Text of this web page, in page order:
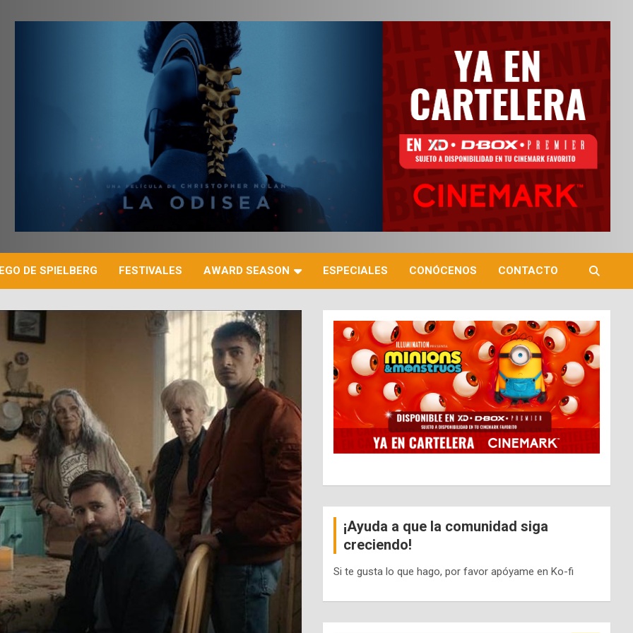
DE SPIELBERG FESTIVALES AWARD SEASON ESPECIALES CONÓCENOS CONTACTO
¡Ayuda a que la comunidad siga
creciendo!
Si te gusta lo que hago, por favor apóyame en Ko-fi